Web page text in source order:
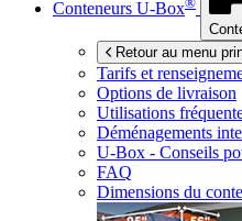
Conteneurs U-Box
Retour au menu
Tarifs et
Options de livraison
Utilisations
Déménagements
U-Box - Conseils
FAQ
Dimensions du